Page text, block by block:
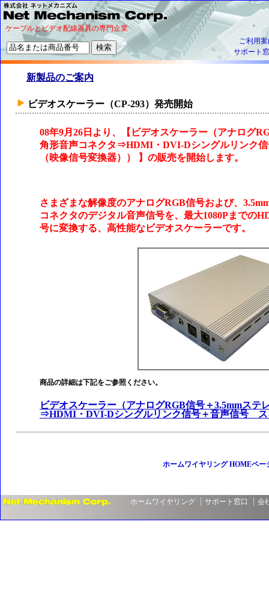
ケーブルとビデオ配線器具の専門企業
ご利用
サポート
新製品のご案内
ビデオスケーラー（CP-293）発売開始
08年9月26日より、【ビデオスケーラー（アナログ
角形音声コネクタ⇒HDMI・DVI-Dシングルリンク
（映像信号変換器）） 】の販売を開始します。
さまざまな解像度のアナログRGB信号および、
コネクタのデジタル音声信号を、最大1080Pまでの
号に変換する、高性能なビデオスケーラーです。
商品の詳細は下記をご参照ください。
ビデオスケーラー（アナログRGB信号＋3.5mmステ
⇒HDMI・DVI-Dシングルリンク信号＋音声信号 ス
ホームワイヤリング HOMEペー
ホームワイヤリング サポート窓口 会